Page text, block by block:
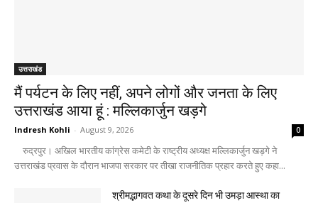
उत्तराखंड
मैं पर्यटन के लिए नहीं, अपने लोगों और जनता के लिए
उत्तराखंड आया हूं : मल्लिकार्जुन खड़गे
Indresh Kohli - August 9, 2026 0
रुद्रपुर। अखिल भारतीय कांग्रेस कमेटी के राष्ट्रीय अध्यक्ष मल्लिकार्जुन खड़गे ने
उत्तराखंड प्रवास के दौरान भाजपा सरकार पर तीखा राजनीतिक प्रहार करते हुए कहा...
श्रीमद्भागवत कथा के दूसरे दिन भी उमड़ा आस्था का